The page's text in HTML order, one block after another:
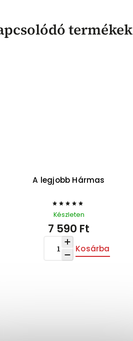
termékek
A legjobb Hármas
Készleten
7 590 Ft
Kosárba